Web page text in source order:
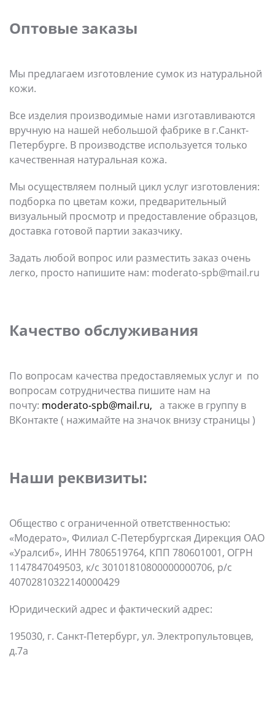
Оптовые заказы
Мы предлагаем изготовление сумок из натуральной
кожи.
Все изделия производимые нами изготавливаются
вручную на нашей небольшой фабрике в г.Санкт-
Петербурге. В производстве используется только
качественная натуральная кожа.
Мы осуществляем полный цикл услуг изготовления:
подборка по цветам кожи, предварительный
визуальный просмотр и предоставление образцов,
доставка готовой партии заказчику.
Задать любой вопрос или разместить заказ очень
легко, просто напишите нам: moderato-spb@mail.ru
Качество обслуживания
По вопросам качества предоставляемых услуг и по
вопросам сотрудничества пишите нам на
почту: moderato-spb@mail.ru, а также в группу в
ВКонтакте ( нажимайте на значок внизу страницы )
Наши реквизиты:
Общество с ограниченной ответственностью:
«Модерато», Филиал С-Петербургская Дирекция ОАО
«Уралсиб», ИНН 7806519764, КПП 780601001, ОГРН
1147847049503, к/с 30101810800000000706, р/с
40702810322140000429
Юридический адрес и фактический адрес:
195030, г. Санкт-Петербург, ул. Электропультовцев,
д.7а